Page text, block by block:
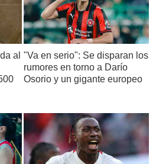
al "Va en serio": Se disparan los
rumores en torno a Darío
Osorio y un gigante europeo